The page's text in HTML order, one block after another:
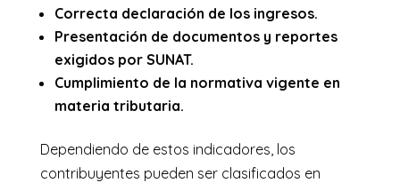
Correcta declaración de los ingresos.
Presentación de documentos y reportes
exigidos por SUNAT.
Cumplimiento de la normativa vigente en
materia tributaria.
Dependiendo de estos indicadores, los
contribuyentes pueden ser clasificados en